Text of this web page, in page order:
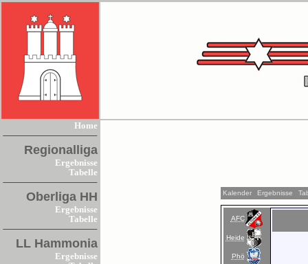
Home
Regionalliga
Ergebnisse
Tabelle
Oberliga HH
Ergebnisse
Tabelle
LL Hammonia
Ergebnisse
Kalender Ergebnisse
AFC
Heide
Phö